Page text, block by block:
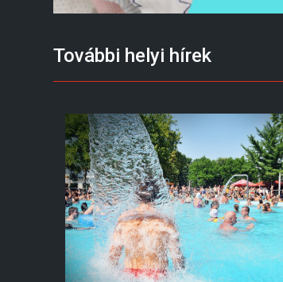
További helyi hírek